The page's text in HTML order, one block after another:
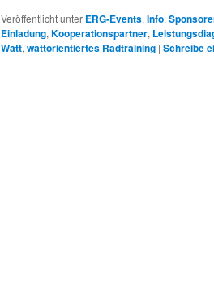
Veröffentlicht unter ERG-Events, Info,
Einladung, Kooperationspartner,
Watt, wattorientiertes Radtraining | Schreibe